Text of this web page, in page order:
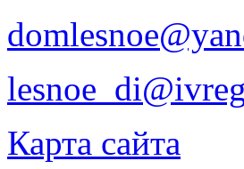
Карта сайта